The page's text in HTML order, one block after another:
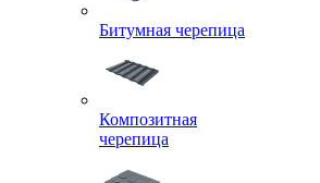
Битумная черепица
Композитная
черепица